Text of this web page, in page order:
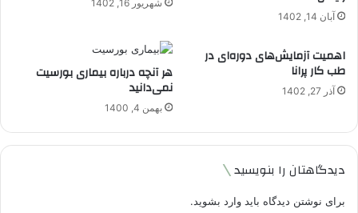
آبان 14, 1402
شهریور 16, 1402
اهمیت آزمایش‌های دوره‌ای در
طب کار پرانا
آذر 27, 1402
هر آنچه درباره بیماری بورسیت
نمی‌دانید
بهمن 4, 1400
دیدگاهتان را بنویسید
برای نوشتن دیدگاه باید وارد بشوید.